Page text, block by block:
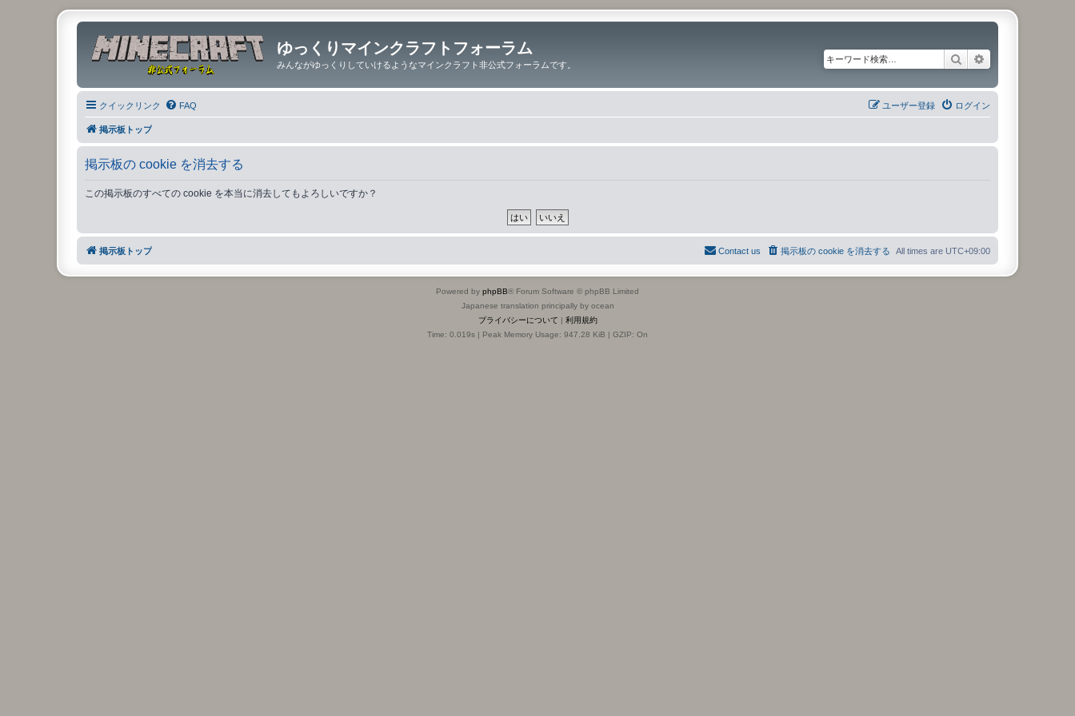
ゆっくりマインクラフトフォーラム
みんながゆっくりしていけるようなマインクラフト非公式フォーラムです。 検索
クイックリンク FAQ ログイン
ユーザー登録
掲示板トップ
掲示板の cookie を消去する
この掲示板のすべての cookie を本当に消去してもよろしいですか？
掲示板トップ All times are UTC+09:00
掲示板の cookie を消去する
Contact us
Powered by phpBB® Forum Software © phpBB Limited
Japanese translation principally by ocean
プライバシーについて | 利用規約
Time: 0.019s | Peak Memory Usage: 947.28 KiB | GZIP: On